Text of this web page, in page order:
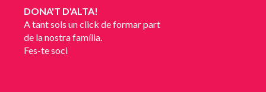
DONA'T D'ALTA!
A tant sols un click de formar part
de la nostra família.
Fes-te soci